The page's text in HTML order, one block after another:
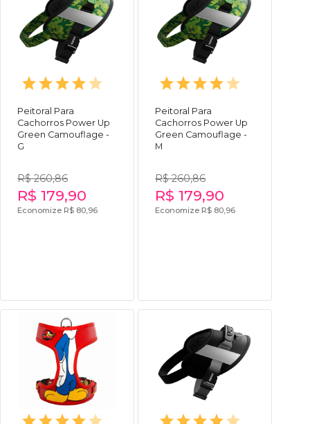
Peitoral Para
Cachorros Power Up
Green Camouflage -
G
R$ 260,86
R$ 179,90
Economize R$ 80,96
Peitoral Para
Cachorros Power Up
Green Camouflage -
M
R$ 260,86
R$ 179,90
Economize R$ 80,96